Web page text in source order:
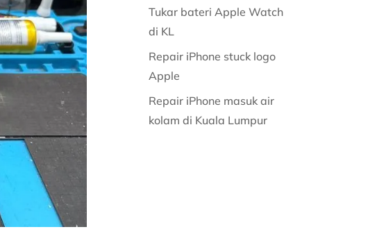
Tukar bateri Apple Watch
di KL
Repair iPhone stuck logo
Apple
Repair iPhone masuk air
kolam di Kuala Lumpur